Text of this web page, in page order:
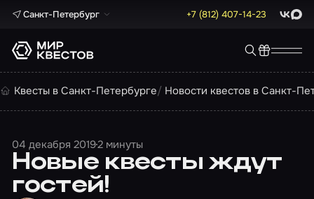
Санкт-Петербург +7 (812) 407-14-23 Max
Квесты в Санкт-Петербурге Новости квестов в Санкт-
04 декабря 20192 минуты
Новые квесты ждут
гостей!